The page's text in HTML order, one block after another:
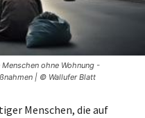
ohne Wohnung -
| © Wallufer Blatt
Menschen, die auf